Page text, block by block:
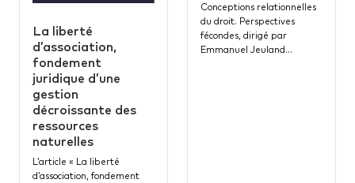
La liberté
d’association,
fondement
juridique d’une
gestion
décroissante des
ressources
naturelles
L’article « La liberté
d’association, fondement
Conceptions relationnelles
du droit. Perspectives
fécondes, dirigé par
Emmanuel Jeuland…